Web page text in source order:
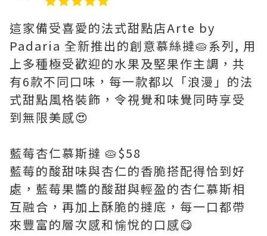
這家備受喜愛的法式甜點店Arte by
Padaria 全新推出的創意慕絲撻🥧系列, 用
上多種極受歡迎的水果及堅果作主調，共
有6款不同口味，每一款都以「浪漫」的法
式甜點風格裝飾，令視覺和味覺同時享受
到無限美感😍
藍莓杏仁慕斯撻 🥧$58
藍莓的酸甜味與杏仁的香脆搭配得恰到好
處，藍莓果醬的酸甜與輕盈的杏仁慕斯相
互融合，再加上酥脆的撻底，每一口都帶
來豐富的層次感和愉悅的口感😋